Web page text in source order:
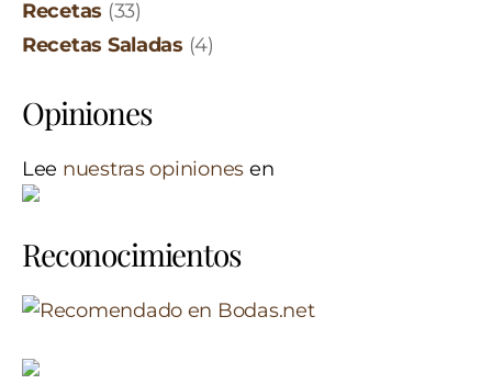
Recetas (33)
Recetas Saladas (4)
Opiniones
Lee nuestras opiniones en
Reconocimientos